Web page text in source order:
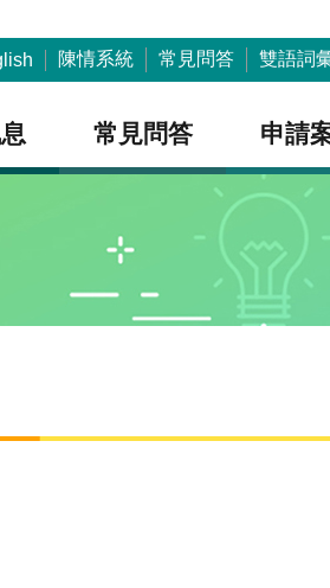
陳情系統 常見問答 雙語詞
常見問答 申請